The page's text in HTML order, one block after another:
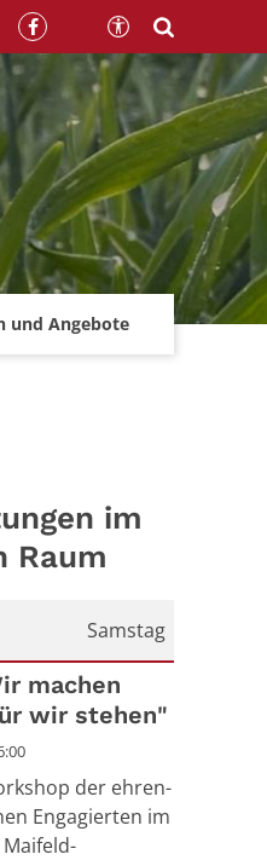
und Angebote
im
Raum
Samstag
2026
machen
wir stehen"
der ehren-
Engagierten im